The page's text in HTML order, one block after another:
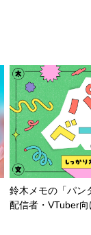
鈴木メモの「パン
配信者・VTuber